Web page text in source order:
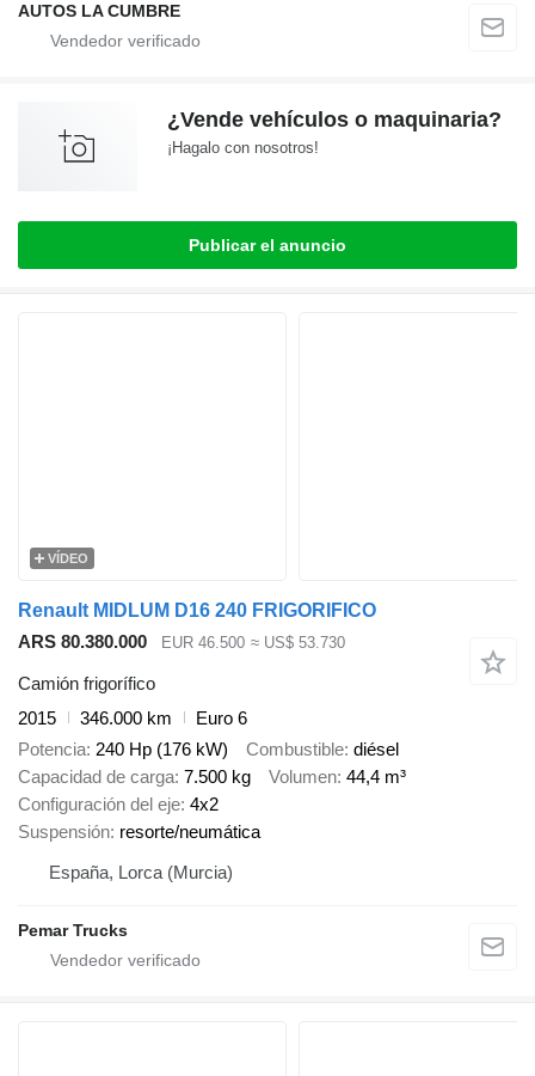
AUTOS LA CUMBRE
¿Vende vehículos o maquinaria?
¡Hagalo con nosotros!
Publicar el anuncio
VÍDEO
Renault MIDLUM D16 240 FRIGORIFICO
ARS 80.380.000
EUR 46.500 ≈ US$ 53.730
Camión frigorífico
2015
346.000 km
Euro 6
Potencia 240 Hp (176 kW) Combustible diésel
Capacidad de carga 7.500 kg Volumen 44,4 m³
Configuración del eje 4x2
Suspensión resorte/neumática
España, Lorca (Murcia)
Pemar Trucks